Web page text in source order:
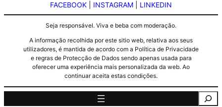
FACEBOOK INSTAGRAM LINKEDIN
Seja responsável. Viva e beba com moderação.
A informação recolhida por este sitio web, relativa aos seus
utilizadores, é mantida de acordo com a Política de Privacidade
e regras de Protecção de Dados sendo apenas usada para
oferecer uma experiência mais personalizada da web. Ao
continuar aceita estas condições.